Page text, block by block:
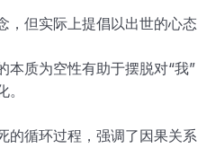
，但实际上提倡以出世的心态
本质为空性有助于摆脱对“我”
的循环过程，强调了因果关系